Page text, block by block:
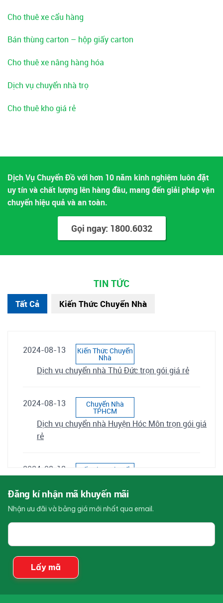
Cho thuê xe cẩu hàng
Bán thùng carton – hộp giấy carton
Cho thuê xe nâng hàng hóa
Dịch vụ chuyển nhà trọ
Cho thuê kho giá rẻ
Dịch Vụ Chuyển Đồ với hơn 10 năm kinh nghiệm luôn đặt
uy tín và chất lượng lên hàng đầu, mang đến giải pháp vận
chuyển hiệu quả và an toàn.
Gọi ngay: 1800.6032
TIN TỨC
Tất Cả
2024-08-13 Kiến Thức Chuyển
Nhà
Dịch vụ chuyển nhà Thủ Đức trọn gói giá rẻ
2024-08-13 Chuyển Nhà
TPHCM
Dịch vụ chuyển nhà Huyện Hóc Môn trọn gói giá
rẻ
2024-08-13 Kiến Thức Chuyển
Nhà
Dịch vụ chuyển nhà Huyện Bình Chánh trọn gói
giá rẻ
Dịch vụ chuyển nhà Huyện Củ Chi trọn gói giá rẻ
Nhà
Kiến Thức Chuyển Nhà
Đăng kí nhận mã khuyến mãi
Nhận ưu đãi và bảng giá mới nhất qua email.
Email
bạn
Lấy mã